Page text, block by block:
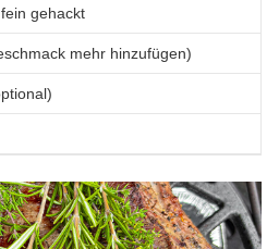
gehackt
mehr hinzufügen)